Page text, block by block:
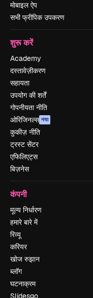
मोबाइल ऐप
सभी फ्रीपिक उपकरण
शुरू करें
Academy
दस्तावेज़ीकरण
सहायता
उपयोग की शर्तें
गोपनीयता नीति
ओरिजिनल्स नया
कुकीज़ नीति
ट्रस्ट सेंटर
एफिलिएट्स
बिज़नेस
कंपनी
मूल्य निर्धारण
हमारे बारे में
रिव्यू
करियर
खोज रुझान
ब्लॉग
घटनाक्रम
Slidesgo